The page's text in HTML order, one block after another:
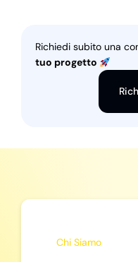
Richiedi subito una
tuo progetto
Chi Siamo